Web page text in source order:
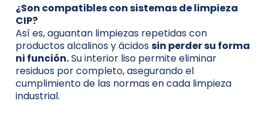
¿Son compatibles con sistemas de limpieza
CIP?
Así es, aguantan limpiezas repetidas con
productos alcalinos y ácidossin perder su forma
ni función.Su interior liso permite eliminar
residuos por completo, asegurando el
cumplimiento de las normas en cada limpieza
industrial.